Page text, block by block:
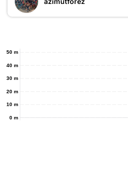
0 m
10 m
20 m
30 m
40 m
50 m